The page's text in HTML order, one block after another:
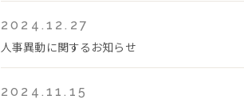
2024.12.27
人事異動に関するお知らせ
2024.11.15